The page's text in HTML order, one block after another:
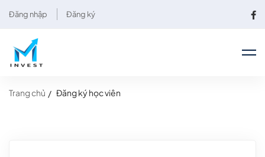
Đăng nhập Đăng ký
Trang chủ Đăng ký học viên